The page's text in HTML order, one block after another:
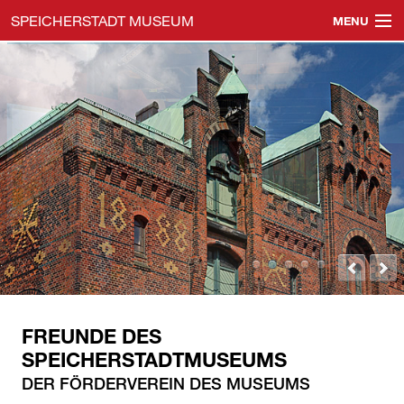
Navigation
SPEICHERSTADT MUSEUM MENU
Speicherstadtmuseum
Öffentliche Führungen
Gruppenführungen
Veranstaltungen
Events & Location
Shop & Gutscheine
Besucherinfos
Impressum & Datenschutz
FREUNDE DES
SPEICHERSTADTMUSEUMS
DER FÖRDERVEREIN DES MUSEUMS